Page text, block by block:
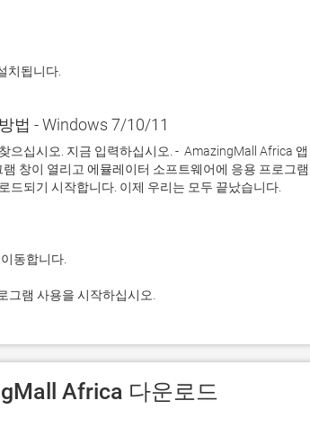
치됩니다.
법 - Windows 7/10/11
으십시오. 지금 입력하십시오. -  AmazingMall Africa 앱
창이 열리고 에뮬레이터 소프트웨어에 응용 프로그램
그램 사용을 시작하십시오.
Africa 다운로드